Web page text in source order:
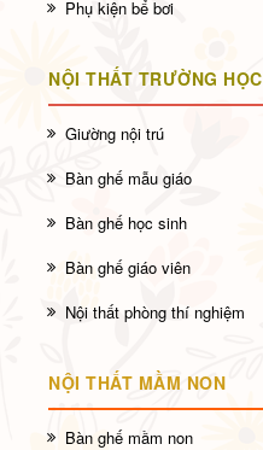
Phụ kiện bể bơi
NỘI THẤT TRƯỜNG HỌC
Giường nội trú
Bàn ghế mẫu giáo
Bàn ghế học sinh
Bàn ghế giáo viên
Nội thất phòng thí nghiệm
NỘI THẤT MẦM NON
Bàn ghế mầm non